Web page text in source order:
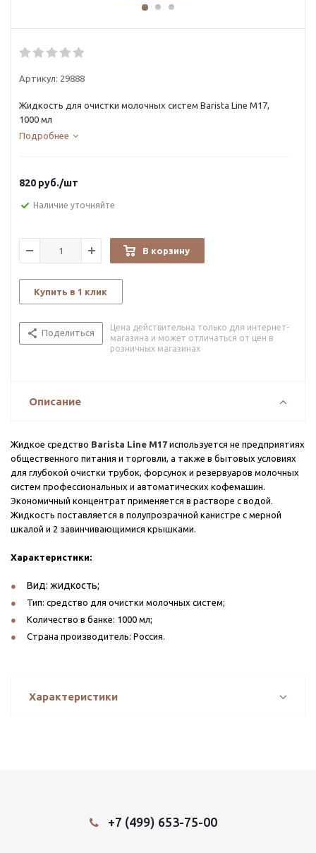
Артикул: 29888
Жидкость для очистки молочных систем Barista Line М17,
1000 мл
Подробнее
820 руб./шт
Наличие уточняйте
В корзину
Купить в 1 клик
Поделиться
Цена действительна только для интернет-
магазина и может отличаться от цен в
розничных магазинах
Описание
Жидкое средство Barista Line М17 используется не предприятиях
общественного питания и торговли, а также в бытовых условиях
для глубокой очистки трубок, форсунок и резервуаров молочных
систем профессиональных и автоматических кофемашин.
Экономичный концентрат применяется в растворе с водой.
Жидкость поставляется в полупрозрачной канистре с мерной
шкалой и 2 завинчивающимися крышками.
Характеристики:
Вид: жидкость;
Тип: средство для очистки молочных систем;
Количество в банке: 1000 мл;
Страна производитель: Россия.
Характеристики
+7 (499) 653-75-00